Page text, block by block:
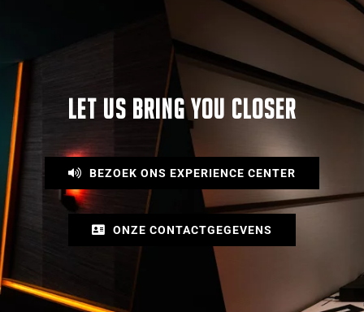
LET US BRING YOU CLOSER
BEZOEK ONS EXPERIENCE CENTER
ONZE CONTACTGEGEVENS